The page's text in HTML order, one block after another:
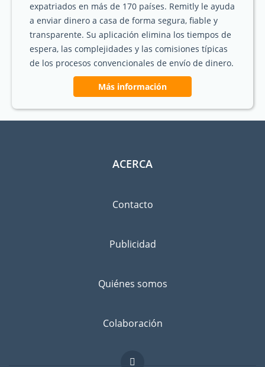
expatriados en más de 170 países. Remitly le ayuda
a enviar dinero a casa de forma segura, fiable y
transparente. Su aplicación elimina los tiempos de
espera, las complejidades y las comisiones típicas
de los procesos convencionales de envío de dinero.
Más información
ACERCA
Contacto
Publicidad
Quiénes somos
Colaboración